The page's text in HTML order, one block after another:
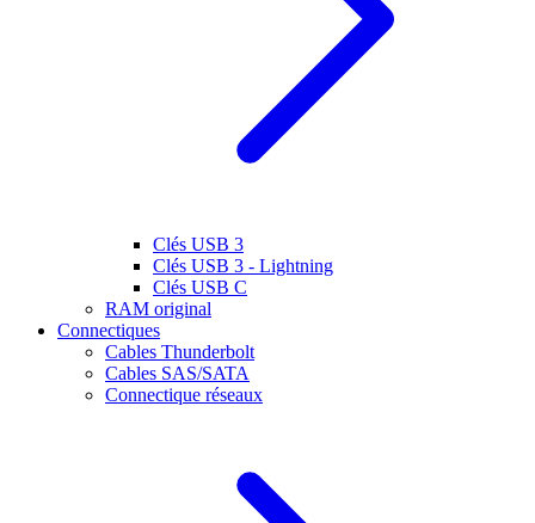
Clés USB 3
Clés USB 3 - Lightning
Clés USB C
RAM original
Connectiques
Cables Thunderbolt
Cables SAS/SATA
Connectique réseaux